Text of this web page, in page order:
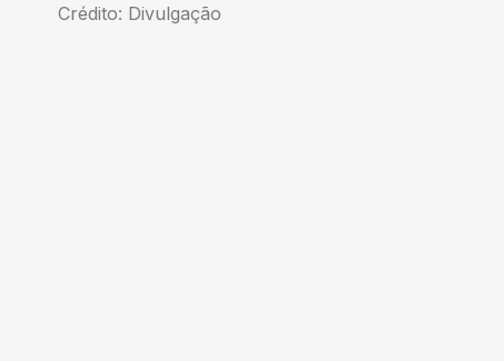
Crédito: Divulgação